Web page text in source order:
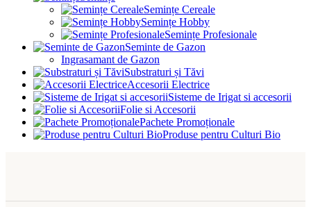
Semințe Cereale
Semințe Hobby
Semințe Profesionale
Seminte de Gazon
Ingrasamant de Gazon
Substraturi și Tăvi
Accesorii Electrice
Sisteme de Irigat si accesorii
Folie si Accesorii
Pachete Promoționale
Produse pentru Culturi Bio